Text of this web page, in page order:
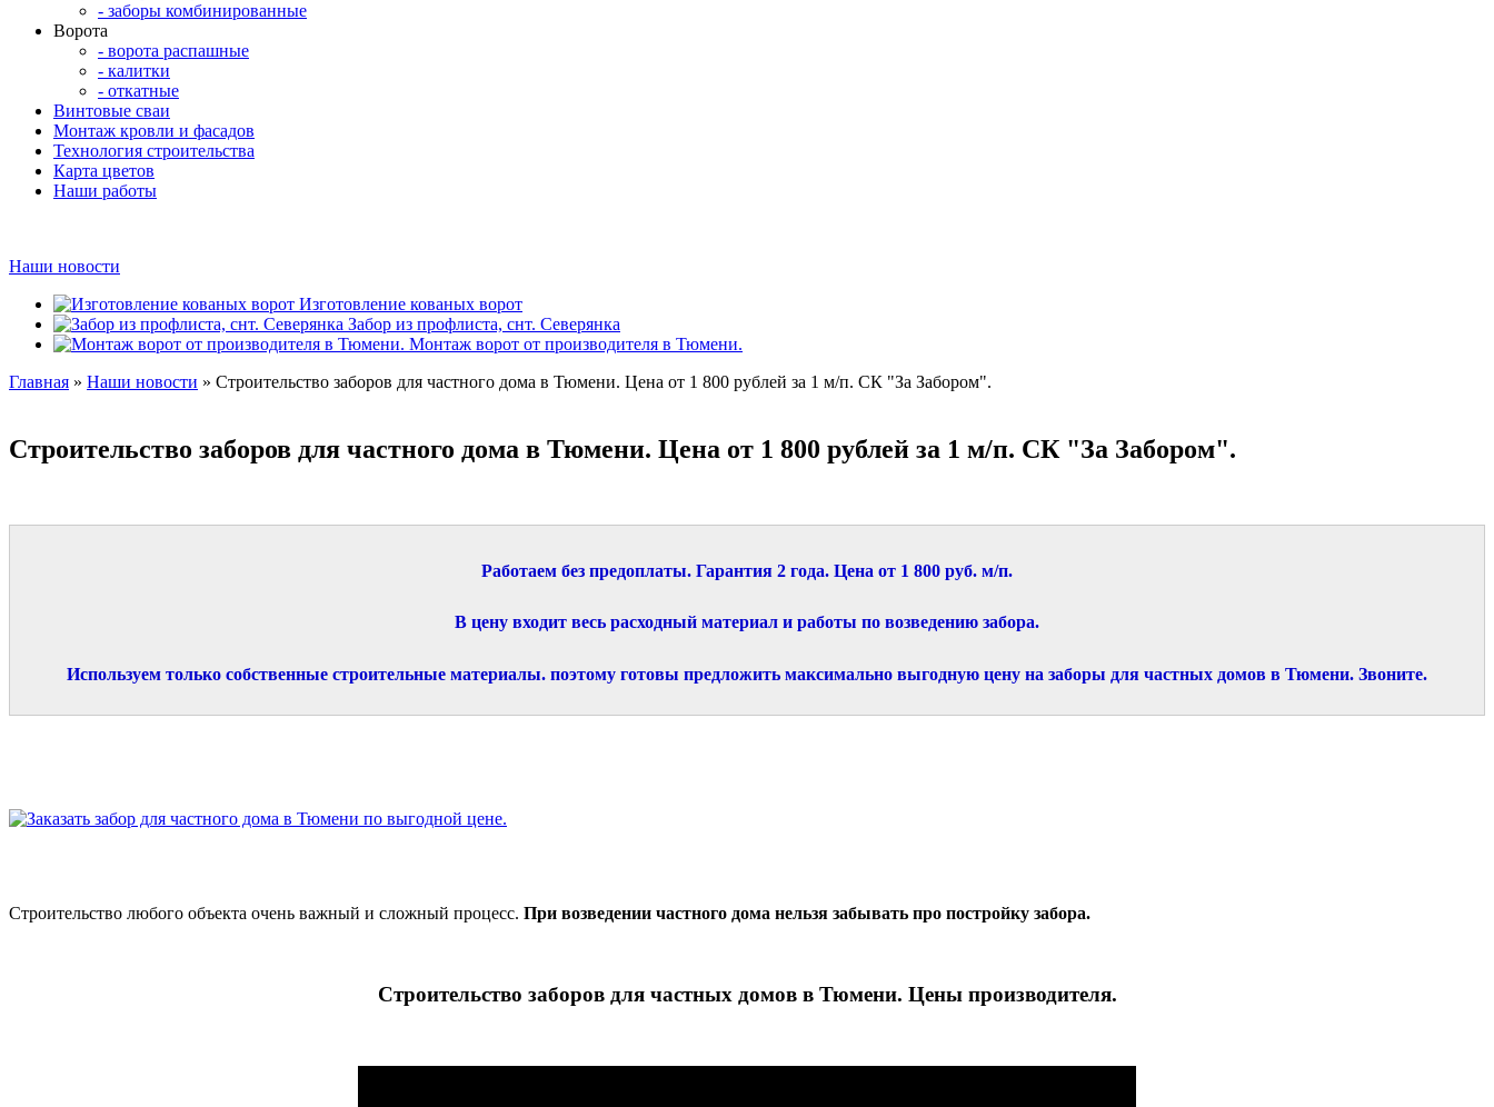
- заборы комбинированные
Ворота
- ворота распашные
- калитки
- откатные
Винтовые сваи
Монтаж кровли и фасадов
Технология строительства
Карта цветов
Наши работы
Наши новости
Изготовление кованых ворот
Забор из профлиста, снт. Северянка
Монтаж ворот от производителя в Тюмени.
Главная » Наши новости » Строительство заборов для частного дома в Тюмени. Цена от 1 800 рублей за 1 м/п. СК "За Забором".
Строительство заборов для частного дома в Тюмени. Цена от 1 800 рублей за 1 м/п. СК "За Забором".
Работаем без предоплаты. Гарантия 2 года. Цена от 1 800 руб. м/п.
В цену входит весь расходный материал и работы по возведению забора.
Используем только собственные строительные материалы. поэтому готовы предложить максимально выгодную цену на заборы для частных домов в Тюмени. Звоните.
Строительство любого объекта очень важный и сложный процесс. При возведении частного дома нельзя забывать про постройку забора.
Строительство заборов для частных домов в Тюмени. Цены производителя.